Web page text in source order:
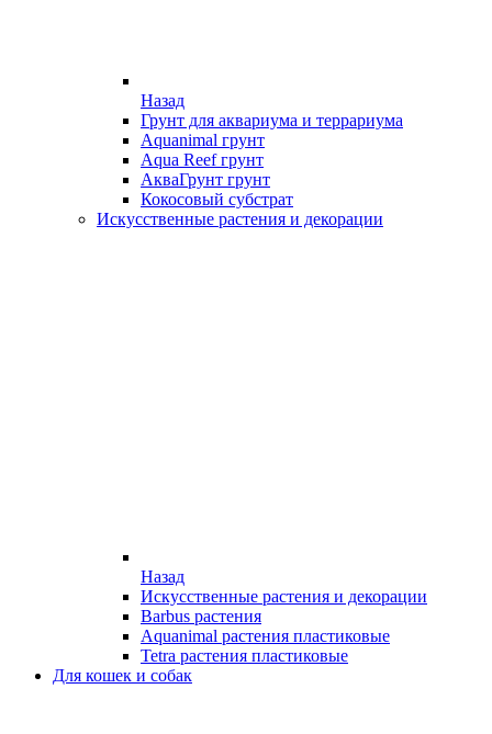
Назад
Грунт для аквариума и террариума
Aquanimal грунт
Aqua Reef грунт
АкваГрунт грунт
Кокосовый субстрат
Искусственные растения и декорации
Назад
Искусственные растения и декорации
Barbus растения
Aquanimal растения пластиковые
Tetra растения пластиковые
Для кошек и собак